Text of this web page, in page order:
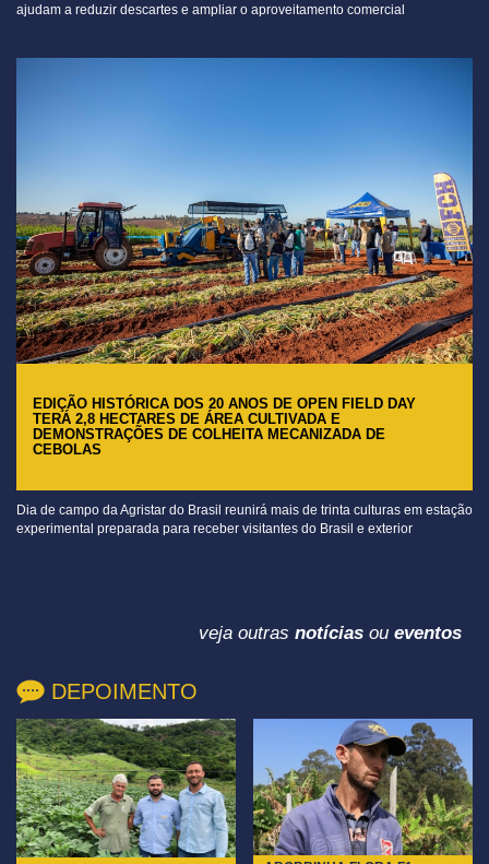
DEPOIMENTO
ajudam a reduzir descartes e ampliar o aproveitamento comercial
EDIÇÃO HISTÓRICA DOS 20 ANOS DE OPEN FIELD DAY
TERÁ 2,8 HECTARES DE ÁREA CULTIVADA E
DEMONSTRAÇÕES DE COLHEITA MECANIZADA DE
CEBOLAS
Dia de campo da Agristar do Brasil reunirá mais de trinta culturas em estação
experimental preparada para receber visitantes do Brasil e exterior
veja outras notícias ou eventos